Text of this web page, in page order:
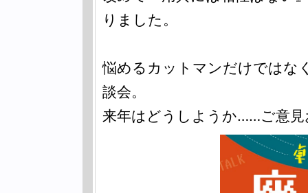
りました。
悩めるカットマンだけではな
談会。
来年はどうしようか……ご意